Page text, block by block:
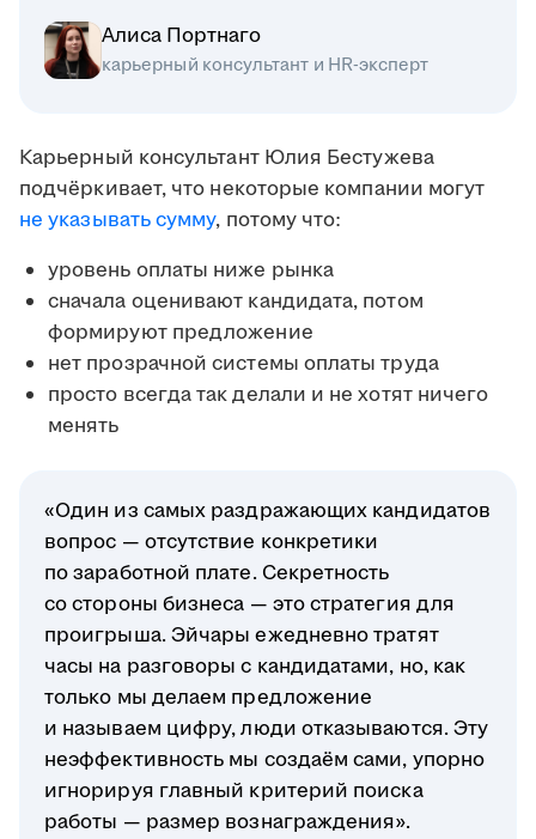
Алиса Портнаго
карьерный консультант и HR-эксперт
Карьерный консультант Юлия Бестужева
подчёркивает, что некоторые компании могут
не указывать сумму, потому что:
уровень оплаты ниже рынка
сначала оценивают кандидата, потом
формируют предложение
нет прозрачной системы оплаты труда
просто всегда так делали и не хотят ничего
менять
«Один из самых раздражающих кандидатов
вопрос — отсутствие конкретики
по заработной плате. Секретность
со стороны бизнеса — это стратегия для
проигрыша. Эйчары ежедневно тратят
часы на разговоры с кандидатами, но, как
только мы делаем предложение
и называем цифру, люди отказываются. Эту
неэффективность мы создаём сами, упорно
игнорируя главный критерий поиска
работы — размер вознаграждения».